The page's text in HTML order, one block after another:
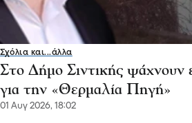
Σχόλια και...άλλα
Στο Δήμο Σιντικής ψάχνουν
για την «Θερμαλία Πηγή»
01 Αυγ 2026, 18:02